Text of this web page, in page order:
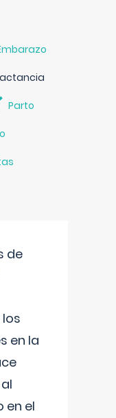
Parto
de
en la
en el